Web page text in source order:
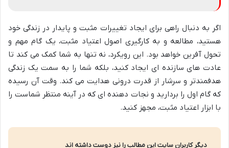
اگر به دنبال راهی برای ایجاد تغییرات مثبت و پایدار در زندگی خود
هستید، مطالعه و به کارگیری اصول اعتیاد مثبت، یک گام مهم و
تحول آفرین خواهد بود. این رویکرد، نه تنها به شما کمک می کند تا
عادت های سازنده ای ایجاد کنید، بلکه شما را به سمت یک زندگی
هدفمندتر و سرشار از قدرت درونی هدایت می کند. وقت آن رسیده
که گام اول را بردارید و نجات دهنده ای که در آینه منتظر شماست را
با ابزار اعتیاد مثبت، مجهز کنید.
دیگر کاربران سایت این مطالب را نیز دوست داشته اند